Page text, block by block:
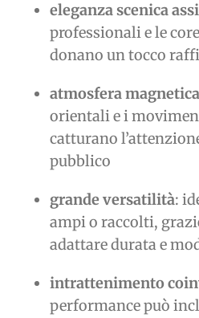
eleganza scenica
professionali e le
donano un tocco
atmosfera magnetica
orientali e i
catturano
pubblico
grande versatilità:
ampi o raccolti,
adattare durata e
intrattenimento
performance può